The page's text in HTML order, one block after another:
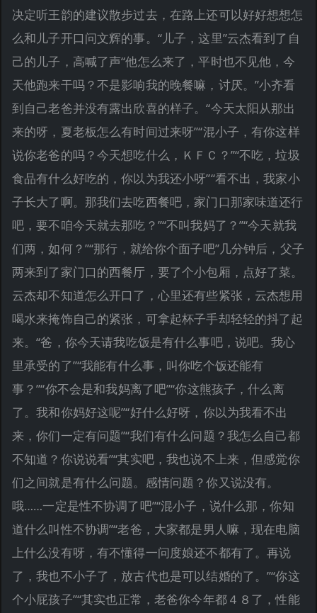
决定听王韵的建议散步过去，在路上还可以好好想想怎
么和儿子开口问文辉的事。“儿子，这里”云杰看到了自
己的儿子，高喊了声“他怎么来了，平时也不见他，今
天他跑来干吗？不是影响我的晚餐嘛，讨厌。”小齐看
到自己老爸并没有露出欣喜的样子。“今天太阳从那出
来的呀，夏老板怎么有时间过来呀”“混小子，有你这样
说你老爸的吗？今天想吃什么，ＫＦＣ？”“不吃，垃圾
食品有什么好吃的，你以为我还小呀”“看不出，我家小
子长大了啊。那我们去吃西餐吧，家门口那家味道还行
吧，要不咱今天就去那吃？”“不叫我妈了？”“今天就我
们两，如何？”“那行，就给你个面子吧”几分钟后，父子
两来到了家门口的西餐厅，要了个小包厢，点好了菜。
云杰却不知道怎么开口了，心里还有些紧张，云杰想用
喝水来掩饰自己的紧张，可拿起杯子手却轻轻的抖了起
来。“爸，你今天请我吃饭是有什么事吧，说吧。我心
里承受的了”“我能有什么事，叫你吃个饭还能有
事？”“你不会是和我妈离了吧”“你这熊孩子，什么离
了。我和你妈好这呢”“好什么好呀，你以为我看不出
来，你们一定有问题”“我们有什么问题？我怎么自己都
不知道？你说说看”“其实吧，我也说不上来，但感觉你
们之间就是有什么问题。感情问题？你又说没有。
哦……一定是性不协调了吧”“混小子，说什么那，你知
道什么叫性不协调”“老爸，大家都是男人嘛，现在电脑
上什么没有呀，有不懂得一问度娘还不都有了。再说
了，我也不小子了，放古代也是可以结婚的了。”“你这
个小屁孩子”“其实也正常，老爸你今年都４８了，性能